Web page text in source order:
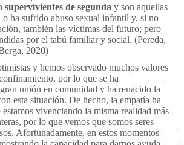
supervivientes de segunda y son aquellas
o ha sufrido abuso sexual infantil y, si no
también las víctimas del futuro; pero
por el tabú familiar y social. (Pereda,
2020)
y hemos observado muchos valores
por lo que se ha
unión en comunidad y ha renacido la
esta situación. De hecho, la empatía ha
vivenciando la misma realidad más
por lo que vemos que somos seres
Afortunadamente, en estos momentos